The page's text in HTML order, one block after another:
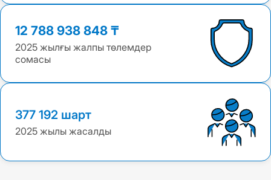
12 788 938 848 ₸
2025 жылғы жалпы төлемдер
сомасы
377 192 шарт
2025 жылы жасалды